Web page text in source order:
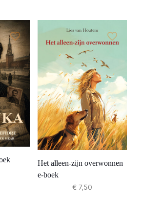
Het alleen-zijn overwonnen
e-boek
€7,50